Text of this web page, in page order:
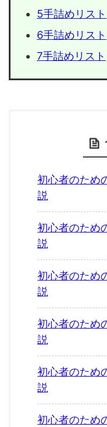
5手詰めリスト
6手詰めリスト
7手詰めリスト
初心者のた
説
初心者のた
説
初心者のた
説
初心者のた
説
初心者のた
説
初心者のた